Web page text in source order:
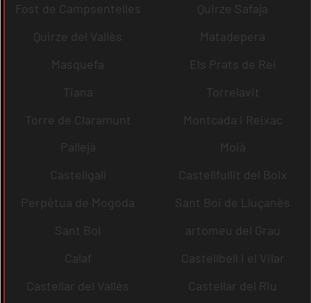
Fost de Campsentelles
Quirze Safaja
Quirze del Vallès
Matadepera
Masquefa
Els Prats de Rei
Tiana
Torrelavit
Torre de Claramunt
Montcada i Reixac
Pallejà
Moià
Castellgalí
Castellfullit del Boix
Perpètua de Mogoda
Sant Boi de Lluçanès
Sant Boi
artomeu del Grau
Calaf
Castellbell i el Vilar
Castellar del Vallès
Castellar del Riu